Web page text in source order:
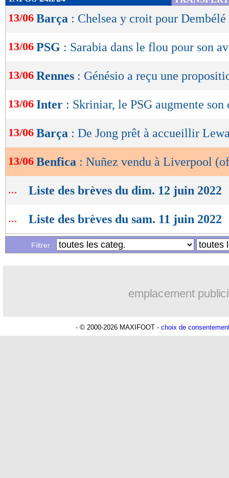
de
lecture
OK
13/06 Barça : Chelsea y croit pour Dembélé
13/06 PSG : Sarabia dans le flou pour son
13/06 Rennes : Génésio a reçu une
13/06 Inter : Skriniar, le PSG augmente son
13/06 Barça : De Jong prêt à accueillir
13/06 Benfica : Nuñez vendu à Liverpool
... Liste des brèves du dim. 12 juin 2022
... Liste des brèves du sam. 11 juin 2022
Filtrer :
emplacement
- © 2000-2026 MAXIFOOT - choix de